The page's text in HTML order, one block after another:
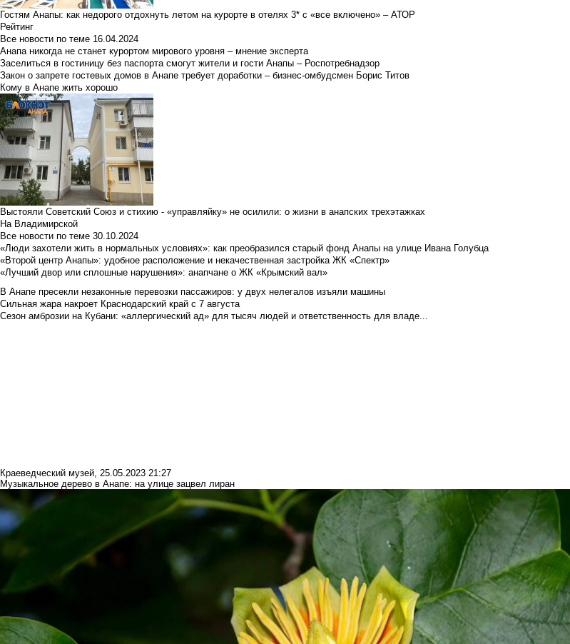
Гостям Анапы: как недорого отдохнуть летом на курорте в отелях 3* с «все включено» – АТОР
Рейтинг
Все новости по теме 16.04.2024
Анапа никогда не станет курортом мирового уровня – мнение эксперта
Заселиться в гостиницу без паспорта смогут жители и гости Анапы – Роспотребнадзор
Закон о запрете гостевых домов в Анапе требует доработки – бизнес-омбудсмен Борис Титов
Кому в Анапе жить хорошо
Выстояли Советский Союз и стихию - «управляйку» не осилили: о жизни в анапских трехэтажках
На Владимирской
Все новости по теме 30.10.2024
«Люди захотели жить в нормальных условиях»: как преобразился старый фонд Анапы на улице Ивана Голубца
«Второй центр Анапы»: удобное расположение и некачественная застройка ЖК «Спектр»
«Лучший двор или сплошные нарушения»: анапчане о ЖК «Крымский вал»
В Анапе пресекли незаконные перевозки пассажиров: у двух нелегалов изъяли машины
Сильная жара накроет Краснодарский край с 7 августа
Сезон амброзии на Кубани: «аллергический ад» для тысяч людей и ответственность для владе...
Краеведческий музей, 25.05.2023 21:27
Музыкальное дерево в Анапе: на улице зацвел лиран